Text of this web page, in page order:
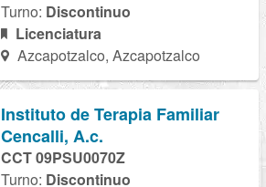
Turno: Discontinuo
Licenciatura
Azcapotzalco, Azcapotzalco
Instituto de Terapia Familiar
Cencalli, A.c.
CCT 09PSU0070Z
Turno: Discontinuo